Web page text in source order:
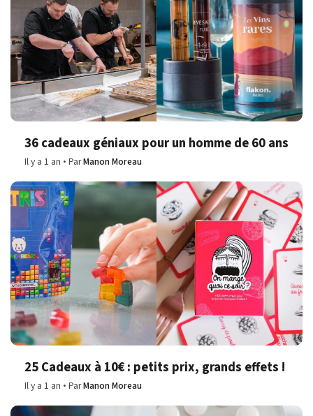
36 cadeaux géniaux pour un homme de 60 ans
Il y a 1 an ParManon Moreau
25 Cadeaux à 10€ : petits prix, grands effets !
Il y a 1 an ParManon Moreau